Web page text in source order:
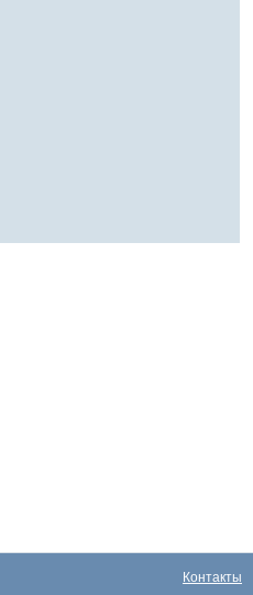
Контакты